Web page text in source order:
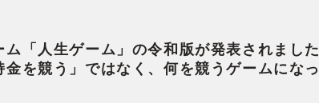
ム「人生ゲーム」の令和版が発表されました
金を競う」ではなく、何を競うゲームになっ